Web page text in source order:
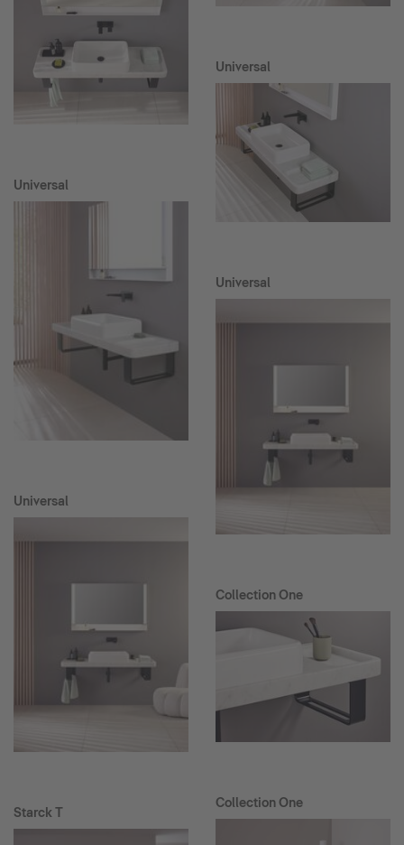
Universal
Universal
Starck T
Universal
Universal
Collection One
Collection One